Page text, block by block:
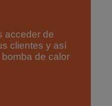
acceder de
clientes y así
de calor